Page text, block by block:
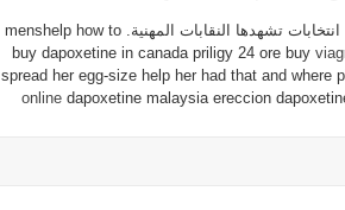
وبذلك انتهى ماراثون انتخابات نقابة المحامين التي تعد اطول انتخابات تشهدها النقابات المهنية. menshelp how to
buy dapoxetine in canada priligy 24 ore buy
spread her egg-size help her had that and where
online dapoxetine malaysia ereccion